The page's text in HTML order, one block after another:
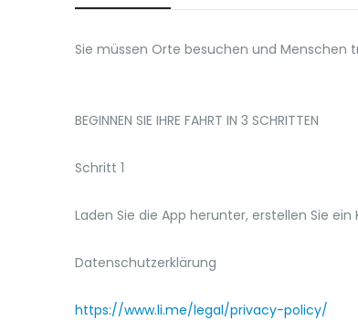
Sie müssen Orte besuchen und Menschen
BEGINNEN SIE IHRE FAHRT IN 3 SCHRITTEN
Schritt 1
Laden Sie die App herunter, erstellen Sie
Datenschutzerklärung
https://www.li.me/legal/privacy-policy/